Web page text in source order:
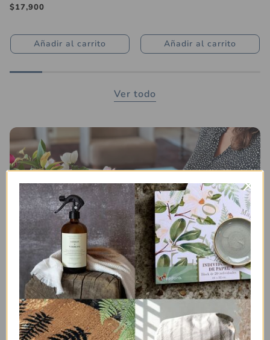
Precio
$17,900
Añadir al carrito Añadir al carrito
Ver todo
Asesoría